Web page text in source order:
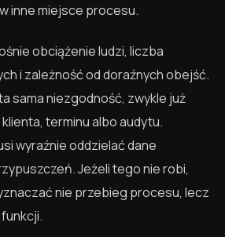
inne miejsce procesu.
obciążenie ludzi, liczba
i zależność od doraźnych obejść.
sama niezgodność, zwykle już
terminu albo audytu.
wyraźnie oddzielać dane
Jeżeli tego nie robi,
nie przebieg procesu, lecz